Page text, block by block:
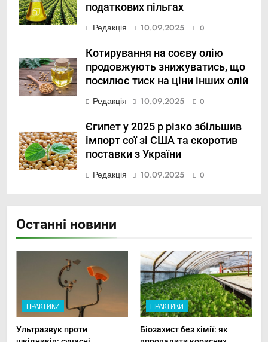
податкових пільгах
Редакція
10.09.2025 0
Котирування на соєву олію
продовжують знижуватись, що
посилює тиск на ціни інших олій
Редакція
10.09.2025 0
Єгипет у 2025 р різко збільшив
імпорт сої зі США та скоротив
поставки з України
Редакція
10.09.2025 0
Останні новини
ПРАКТИКИ
Ультразвук проти
ПРАКТИКИ
Біозахист без хімії: як